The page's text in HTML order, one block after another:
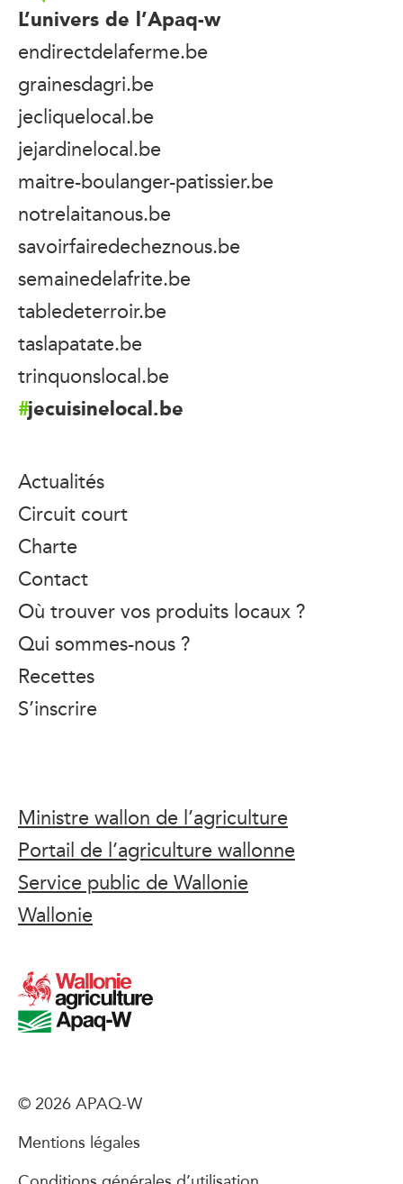
L’univers de l’Apaq-w
endirectdelaferme.be
grainesdagri.be
jecliquelocal.be
jejardinelocal.be
maitre-boulanger-patissier.be
notrelaitanous.be
savoirfairedecheznous.be
semainedelafrite.be
tabledeterroir.be
taslapatate.be
trinquonslocal.be
jecuisinelocal.be
Actualités
Circuit court
Charte
Contact
Où trouver vos produits locaux ?
Qui sommes-nous ?
Recettes
S’inscrire
Ministre wallon de l’agriculture
Portail de l’agriculture wallonne
Service public de Wallonie
Wallonie
© 2026 APAQ-W
Mentions légales